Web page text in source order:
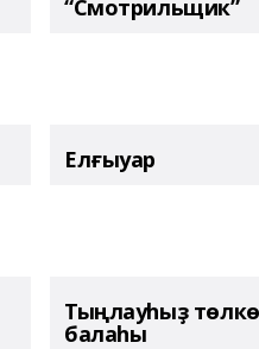
“Смотрильщик”
Елғыуар
Тыңлауһыҙ төлкө
балаһы